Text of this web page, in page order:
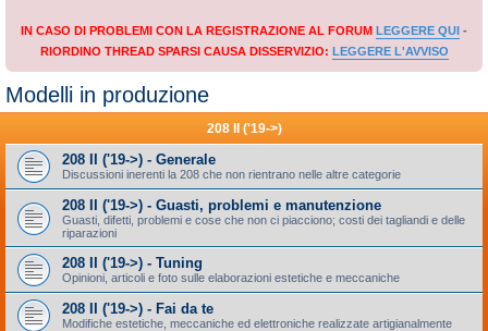
IN CASO DI PROBLEMI CON LA REGISTRAZIONE AL FORUM LEGGERE QUI -
RIORDINO THREAD SPARSI CAUSA DISSERVIZIO: LEGGERE L'AVVISO
Modelli in produzione
208 II ('19->)
208 II ('19->) - Generale
Discussioni inerenti la 208 che non rientrano nelle altre categorie
208 II ('19->) - Guasti, problemi e manutenzione
Guasti, difetti, problemi e cose che non ci piacciono; costi dei tagliandi e delle
riparazioni
208 II ('19->) - Tuning
Opinioni, articoli e foto sulle elaborazioni estetiche e meccaniche
208 II ('19->) - Fai da te
Modifiche estetiche, meccaniche ed elettroniche realizzate artigianalmente